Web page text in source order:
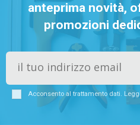
anteprima novità,
promozioni
Acconsento al trattamento dati.